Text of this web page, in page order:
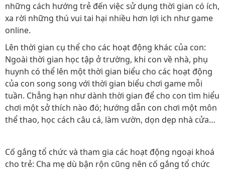
những cách hướng trẻ đến việc sử dụng thời gian có ích,
xa rời những thú vui tai hại nhiều hơn lợi ich như game
online.
Lên thời gian cụ thể cho các hoạt động khác của con:
Ngoài thời gian học tập ở trường, khi con về nhà, phụ
huynh có thể lên một thời gian biểu cho các hoạt động
của con song song với thời gian biểu chơi game mỗi
tuần. Chẳng hạn như dành thời gian để cho con tìm hiểu
chơi một sở thích nào đó; hướng dẫn con chơi một môn
thể thao, học cách câu cá, làm vườn, dọn dẹp nhà cửa…
Cố gắng tổ chức và tham gia các hoạt động ngoại khoá
cho trẻ: Cha mẹ dù bận rộn cũng nên cố gắng tổ chức